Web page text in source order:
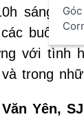
sáng 5/8,
buổi tiếp
với tình
trong
Văn Yên,